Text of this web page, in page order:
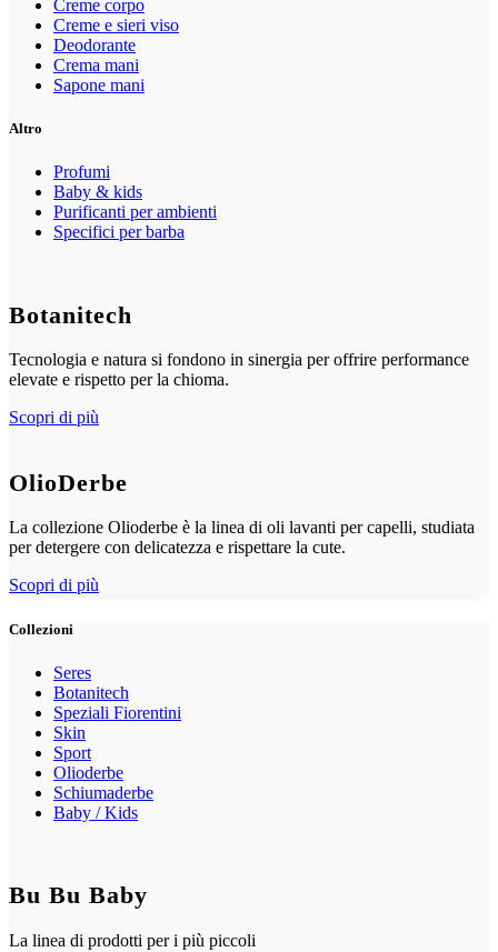
Creme corpo
Creme e sieri viso
Deodorante
Crema mani
Sapone mani
Altro
Profumi
Baby & kids
Purificanti per ambienti
Specifici per barba
Botanitech
Tecnologia e natura si fondono in sinergia per offrire performance
elevate e rispetto per la chioma.
Scopri di più
OlioDerbe
La collezione Olioderbe è la linea di oli lavanti per capelli, studiata
per detergere con delicatezza e rispettare la cute.
Scopri di più
Collezioni
Seres
Botanitech
Speziali Fiorentini
Skin
Sport
Olioderbe
Schiumaderbe
Baby / Kids
Bu Bu Baby
La linea di prodotti per i più piccoli